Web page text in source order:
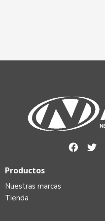
Productos
Nuestras marcas
Tienda